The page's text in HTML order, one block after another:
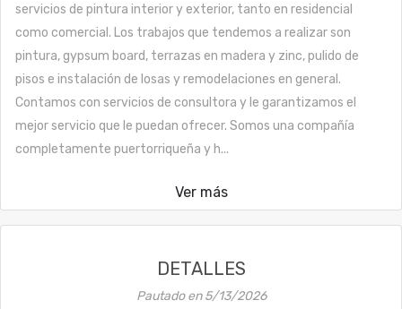
servicios de pintura interior y exterior, tanto en residencial
como comercial. Los trabajos que tendemos a realizar son
pintura, gypsum board, terrazas en madera y zinc, pulido de
pisos e instalación de losas y remodelaciones en general.
Contamos con servicios de consultora y le garantizamos el
mejor servicio que le puedan ofrecer. Somos una compañía
completamente puertorriqueña y h...
Ver más
DETALLES
Pautado en5/13/2026